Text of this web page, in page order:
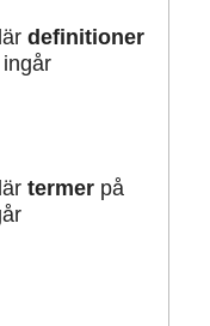
definitioner
termerpå